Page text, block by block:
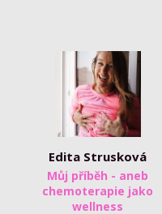
Edita Strusková
Můj příběh - aneb
chemoterapie jako
wellness